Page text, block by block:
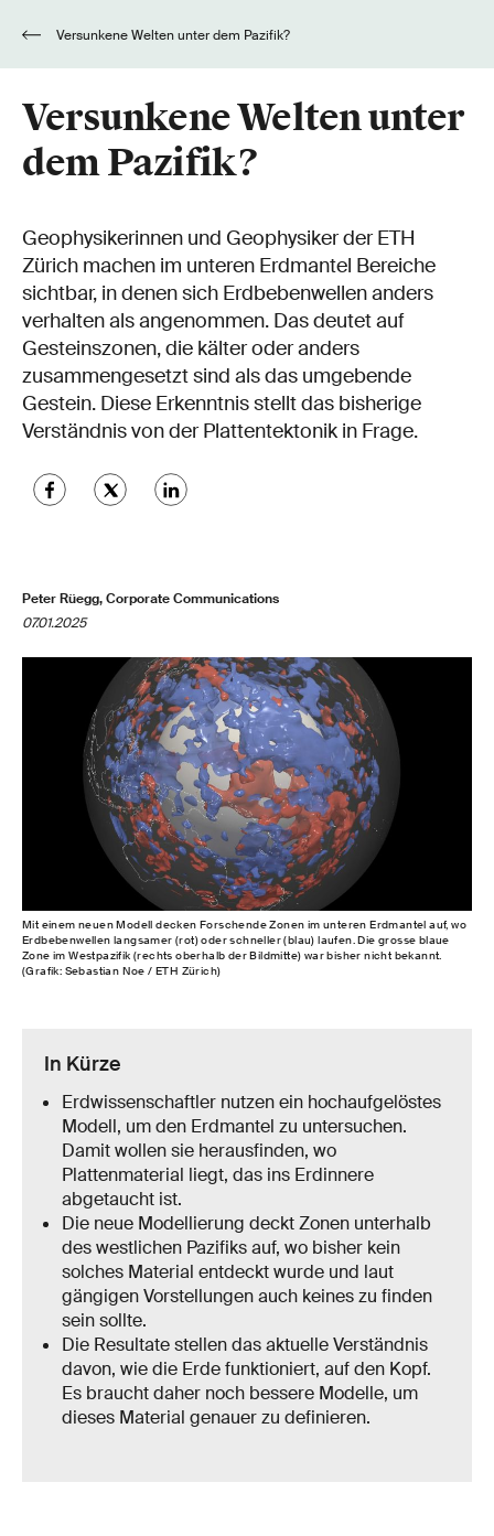
Versunkene Welten unter dem Pazifik?
Versunkene Welten unter
dem Pazifik?
Geophysikerinnen und Geophysiker der ETH
Zürich machen im unteren Erdmantel Bereiche
sichtbar, in denen sich Erdbebenwellen anders
verhalten als angenommen. Das deutet auf
Gesteinszonen, die kälter oder anders
zusammengesetzt sind als das umgebende
Gestein. Diese Erkenntnis stellt das bisherige
Verständnis von der Plattentektonik in Frage.
Peter Rüegg, Corporate Communications
07.01.2025
Mit einem neuen Modell decken Forschende Zonen im unteren Erdmantel auf, wo
Erdbebenwellen langsamer (rot) oder schneller (blau) laufen. Die grosse blaue
Zone im Westpazifik (rechts oberhalb der Bildmitte) war bisher nicht bekannt.
(Grafik: Sebastian Noe / ETH Zürich)
In Kürze
Erdwissenschaftler nutzen ein hochaufgelöstes
Modell, um den Erdmantel zu untersuchen.
Damit wollen sie herausfinden, wo
Plattenmaterial liegt, das ins Erdinnere
abgetaucht ist.
Die neue Modellierung deckt Zonen unterhalb
des westlichen Pazifiks auf, wo bisher kein
solches Material entdeckt wurde und laut
gängigen Vorstellungen auch keines zu finden
sein sollte.
Die Resultate stellen das aktuelle Verständnis
davon, wie die Erde funktioniert, auf den Kopf.
Es braucht daher noch bessere Modelle, um
dieses Material genauer zu definieren.